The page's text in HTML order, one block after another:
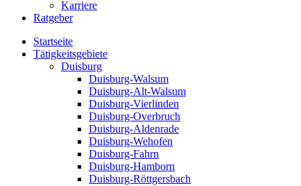
Karriere
Ratgeber
Startseite
Tätigkeitsgebiete
Duisburg
Duisburg-Walsum
Duisburg-Alt-Walsum
Duisburg-Vierlinden
Duisburg-Overbruch
Duisburg-Aldenrade
Duisburg-Wehofen
Duisburg-Fahrn
Duisburg-Hamborn
Duisburg-Röttgersbach